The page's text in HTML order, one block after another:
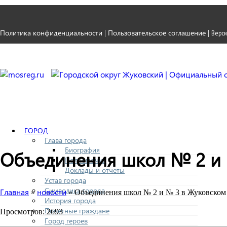
Политика конфиденциальности | Пользовательское соглашение |
ГОРОД
Глава города
Биография
Полномочия
Доклады и отчеты
Устав города
Символика города
История города
Почетные граждане
Город героев
Объединения школ № 2 и
Главная » новости» Объединения школ № 2 и № 3 в Жуковском
Просмотров: 2693